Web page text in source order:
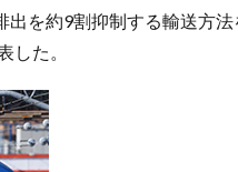
出を約9割抑制する輸送方
した。